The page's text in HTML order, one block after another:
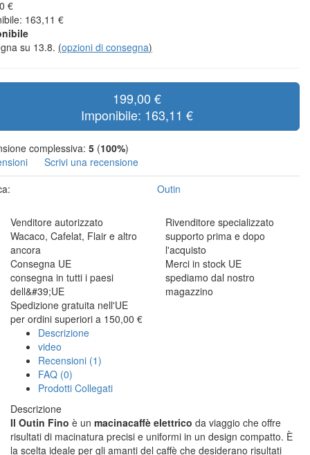
€
163,11 €
su 13.8. (opzioni di consegna)
199,00 €
Imponibile: 163,11 €
complessiva: 5 (100%)
Scrivi una recensione
Outin
Venditore autorizzato
Wacaco, Cafelat, Flair e altro
ancora
Rivenditore specializzato
supporto prima e dopo
l'acquisto
Consegna UE
consegna in tutti i paesi
dell&#39;UE
Merci in stock UE
spediamo dal nostro
magazzino
Spedizione gratuita nell'UE
per ordini superiori a 150,00 €
Descrizione
video
Recensioni (1)
FAQ (0)
Prodotti Collegati
Descrizione
Il Outin Fino è un macinacaffè elettrico da viaggio che offre
risultati di macinatura precisi e uniformi in un design compatto. È
la scelta ideale per gli amanti del caffè che desiderano risultati